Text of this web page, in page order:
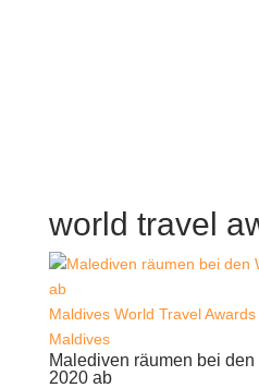
world travel
Maldives World Travel
Maldives
Malediven räumen bei
2020 ab